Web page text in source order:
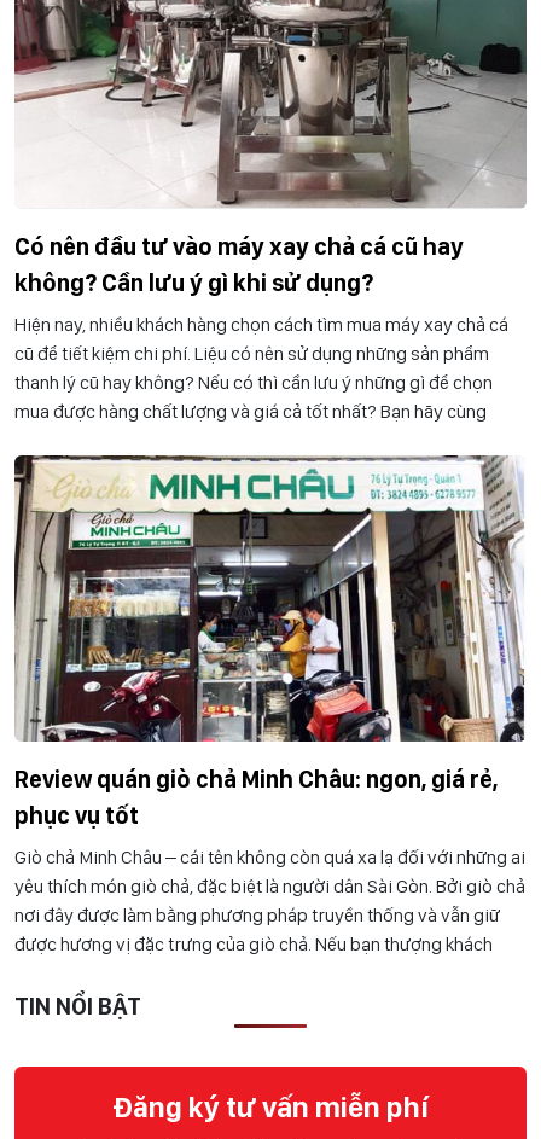
Có nên đầu tư vào máy xay chả cá cũ hay
không? Cần lưu ý gì khi sử dụng?
Hiện nay, nhiều khách hàng chọn cách tìm mua máy xay chả cá
cũ để tiết kiệm chi phí. Liệu có nên sử dụng những sản phẩm
thanh lý cũ hay không? Nếu có thì cần lưu ý những gì để chọn
mua được hàng chất lượng và giá cả tốt nhất? Bạn hãy cùng
Review quán giò chả Minh Châu: ngon, giá rẻ,
phục vụ tốt
Giò chả Minh Châu – cái tên không còn quá xa lạ đối với những ai
yêu thích món giò chả, đặc biệt là người dân Sài Gòn. Bởi giò chả
nơi đây được làm bằng phương pháp truyền thống và vẫn giữ
được hương vị đặc trưng của giò chả. Nếu bạn thượng khách
TIN NỔI BẬT
Đăng ký tư vấn miễn phí